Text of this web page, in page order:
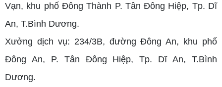
Vạn, khu phố Đông Thành P. Tân Đông Hiệp, Tp. Dĩ
An, T.Bình Dương.
Xưởng dịch vụ: 234/3B, đường Đông An, khu phố
Đông An, P. Tân Đông Hiệp, Tp. Dĩ An, T.Bình
Dương.